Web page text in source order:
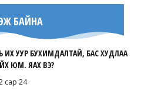
БАЙНА
ИХ УУР БУХИМДАЛТАЙ, БАС ХУДЛАА
ЮМ. ЯАХ ВЭ?
сар 24